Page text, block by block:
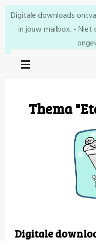
Ga
direct
de
hoofdinhoud
Digitale downloads
in jouw mailbox. - Niet
Thema
Digitale